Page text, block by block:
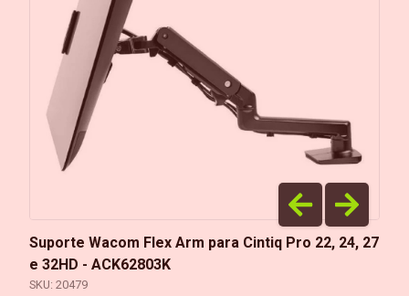
Suporte Wacom Flex Arm para Cintiq Pro 22, 24, 27
e 32HD - ACK62803K
SKU: 20479